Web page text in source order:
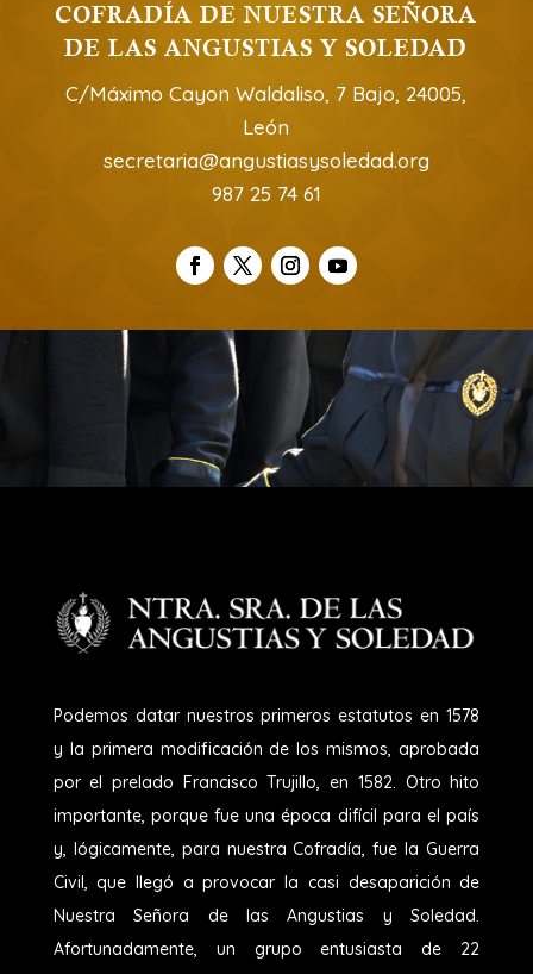
COFRADÍA DE NUESTRA SEÑORA
DE LAS ANGUSTIAS Y SOLEDAD
C/Máximo Cayon Waldaliso, 7 Bajo, 24005,
León
secretaria@angustiasysoledad.org
987 25 74 61
Podemos datar nuestros primeros estatutos en 1578
y la primera modificación de los mismos, aprobada
por el prelado Francisco Trujillo, en 1582. Otro hito
importante, porque fue una época difícil para el país
y, lógicamente, para nuestra Cofradía, fue la Guerra
Civil, que llegó a provocar la casi desaparición de
Nuestra Señora de las Angustias y Soledad.
Afortunadamente, un grupo entusiasta de 22